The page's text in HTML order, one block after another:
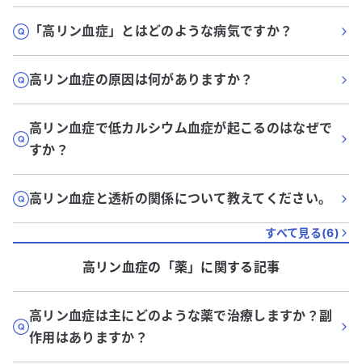
「高リン血症」とはどのような病気ですか？
高リン血症の原因は何がありますか？
高リン血症で低カルシウム血症が起こるのはなぜで
すか？
高リン血症と透析の関係について教えてください。
すべて見る(6)
高リン血症の「薬」に関する記事
高リン血症は主にどのような薬で治療しますか？副
作用はありますか？